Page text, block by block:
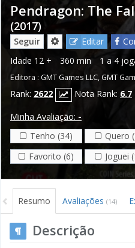
Pendragon: The
(2017)
Seguir Editar
Idade 12 + 360 min 1 a 4
Editora : GMT Games LLC,GMT
Rank: 2622 Nota Rank: 6.7
Minha Avaliação: -
Tenho (34)
Quero
Favorito (6)
Joguei
Resumo Avaliações (14)
Descrição